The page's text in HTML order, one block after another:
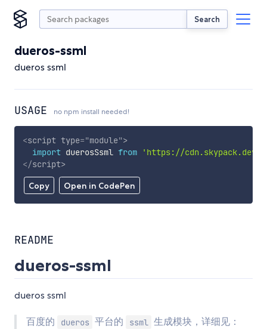
Search
dueros-ssml
dueros ssml
USAGE no npm install needed!
Copy Open in CodePen
<script type="module">
import duerosSsml from
'https://cdn.skypack.dev/
</script>
README
dueros-ssml
dueros ssml
百度的 dueros 平台的 ssml
生成模块，详细见：